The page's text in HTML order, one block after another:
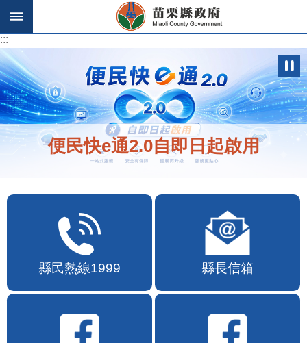
跳到主要內容區塊
:::
:::
歡迎在地店家加入苗栗幣合作行列
縣民熱線1999 縣長信箱